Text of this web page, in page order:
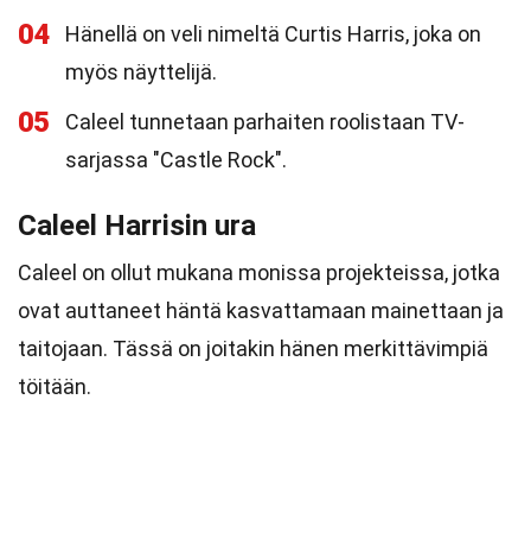
04
Hänellä on veli nimeltä Curtis Harris, joka on
myös näyttelijä.
05
Caleel tunnetaan parhaiten roolistaan TV-
sarjassa "Castle Rock".
Caleel Harrisin ura
Caleel on ollut mukana monissa projekteissa, jotka
ovat auttaneet häntä kasvattamaan mainettaan ja
taitojaan. Tässä on joitakin hänen merkittävimpiä
töitään.